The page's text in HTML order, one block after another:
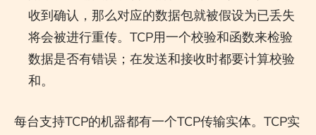
收到确认，那么对应的数据包就被假设为已丢失
将会被进行重传。TCP用一个校验和函数来检验
数据是否有错误；在发送和接收时都要计算校验
和。
每台支持TCP的机器都有一个TCP传输实体。TCP实